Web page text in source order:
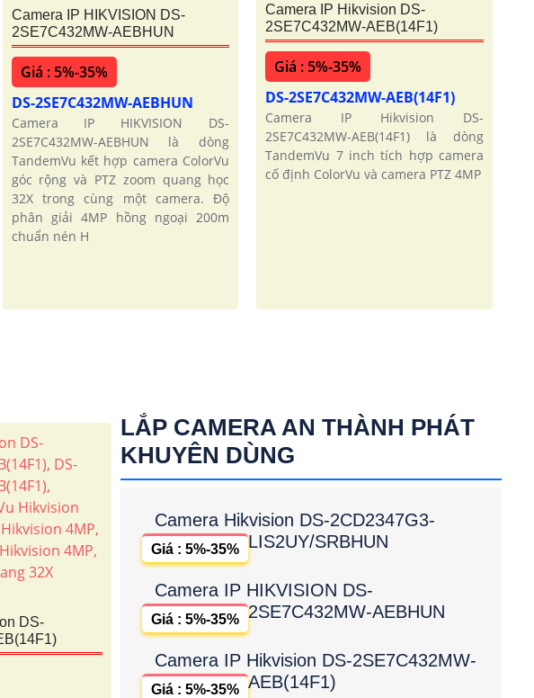
Camera IP HIKVISION DS-
2SE7C432MW-AEBHUN
Giá : 5%-35%
DS-2SE7C432MW-AEBHUN
Camera IP HIKVISION DS-
2SE7C432MW-AEBHUN là dòng
TandemVu kết hợp camera ColorVu
góc rộng và PTZ zoom quang học
32X trong cùng một camera. Độ
phân giải 4MP hồng ngoại 200m
chuẩn nén H
Camera IP Hikvision DS-
2SE7C432MW-AEB(14F1)
Giá : 5%-35%
DS-2SE7C432MW-AEB(14F1)
Camera IP Hikvision DS-
2SE7C432MW-AEB(14F1) là dòng
TandemVu 7 inch tích hợp camera
cố định ColorVu và camera PTZ 4MP
DS-
LẮP CAMERA AN THÀNH PHÁT
KHUYÊN DÙNG
Camera Hikvision DS-2CD2347G3-
LIS2UY/SRBHUN
Giá : 5%-35%
Camera IP HIKVISION DS-
2SE7C432MW-AEBHUN
Giá : 5%-35%
Camera IP Hikvision DS-2SE7C432MW-
AEB(14F1)
Giá : 5%-35%